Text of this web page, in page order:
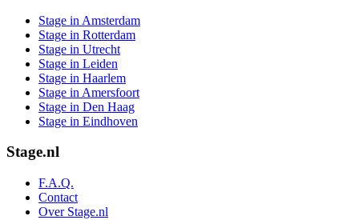
Stage in Amsterdam
Stage in Rotterdam
Stage in Utrecht
Stage in Leiden
Stage in Haarlem
Stage in Amersfoort
Stage in Den Haag
Stage in Eindhoven
Stage.nl
F.A.Q.
Contact
Over Stage.nl